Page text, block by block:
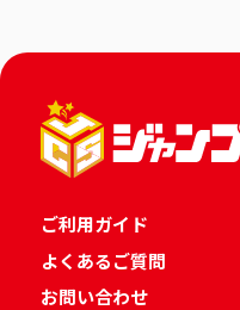
ご利用ガイド
よくあるご質問
お問い合わせ